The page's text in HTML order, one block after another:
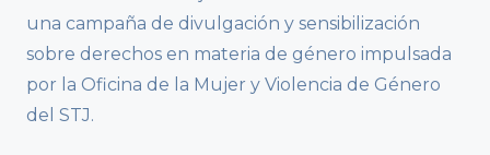
una campaña de divulgación y sensibilización
sobre derechos en materia de género impulsada
por la Oficina de la Mujer y Violencia de Género
del STJ.